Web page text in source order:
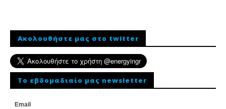
Ακολουθήστε μας στο twitter
To εβδομαδιαίο μας newsletter
Email